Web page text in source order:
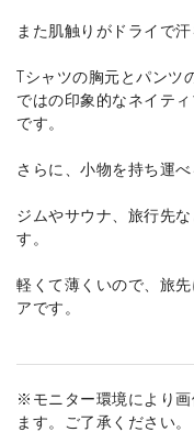
また肌触りがドライで
Tシャツの胸元とパンツ
ではの印象的なネイテ
です。
さらに、小物を持ち運べ
ジムやサウナ、旅行先
す。
軽くて薄くいので、旅
アです。
※モニター環境により
ます。ご了承ください。